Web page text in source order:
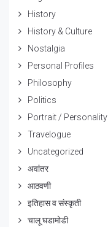
History
History & Culture
Nostalgia
Personal Profiles
Philosophy
Politics
Portrait / Personality
Travelogue
Uncategorized
अवांतर
आठवणी
इतिहास व संस्कृती
चालू घडामोडी